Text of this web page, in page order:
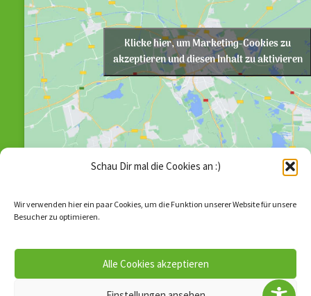
Schau Dir mal die Cookies an :)
Wir verwenden hier ein paar Cookies, um die Funktion unserer Website für unsere
Besucher zu optimieren.
Alle Cookies akzeptieren
Klicke hier, um Marketing-Cookies zu
akzeptieren und diesen Inhalt zu aktivieren
SV Grün Weiß Annahütte e.V.